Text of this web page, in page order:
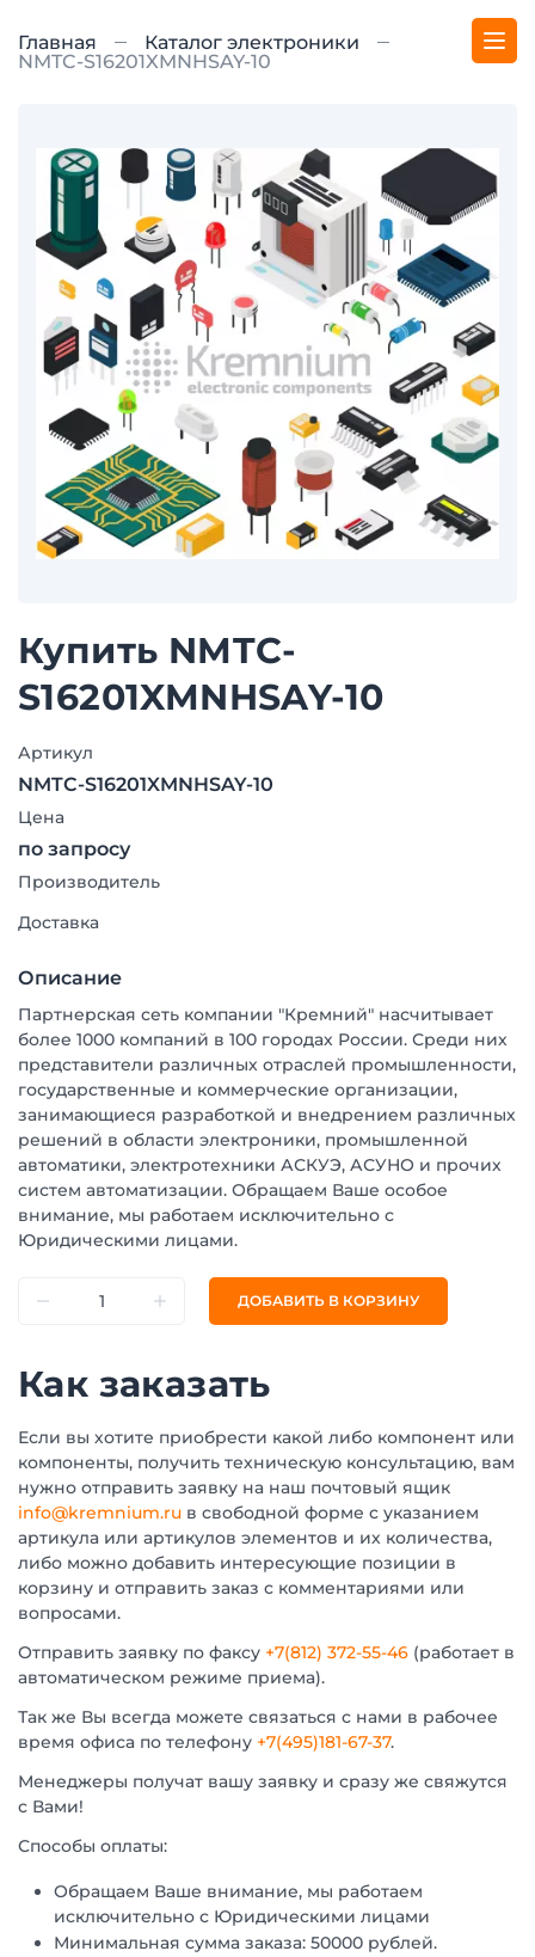
Главная
Каталог электроники
NMTC-S16201XMNHSAY-10
Купить NMTC-
S16201XMNHSAY-10
Артикул
NMTC-S16201XMNHSAY-10
Цена
по запросу
Производитель
Доставка
Описание
Партнерская сеть компании "Кремний" насчитывает
более 1000 компаний в 100 городах России. Среди них
представители различных отраслей промышленности,
государственные и коммерческие организации,
занимающиеся разработкой и внедрением различных
решений в области электроники, промышленной
автоматики, электротехники АСКУЭ, АСУНО и прочих
систем автоматизации. Обращаем Ваше особое
внимание, мы работаем исключительно с
Юридическими лицами.
ДОБАВИТЬ В КОРЗИНУ
Как заказать
Если вы хотите приобрести какой либо компонент или
компоненты, получить техническую консультацию, вам
нужно отправить заявку на наш почтовый ящик
info@kremnium.ru в свободной форме с указанием
артикула или артикулов элементов и их количества,
либо можно добавить интересующие позиции в
корзину и отправить заказ с комментариями или
вопросами.
Отправить заявку по факсу +7(812) 372-55-46 (работает в
автоматическом режиме приема).
Так же Вы всегда можете связаться с нами в рабочее
время офиса по телефону +7(495)181-67-37.
Менеджеры получат вашу заявку и сразу же свяжутся
с Вами!
Способы оплаты:
Обращаем Ваше внимание, мы работаем
исключительно с Юридическими лицами
Минимальная сумма заказа: 50000 рублей.